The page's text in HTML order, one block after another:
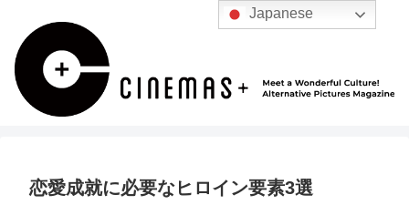
恋愛成就に必要なヒロイン要素3選
Japanese